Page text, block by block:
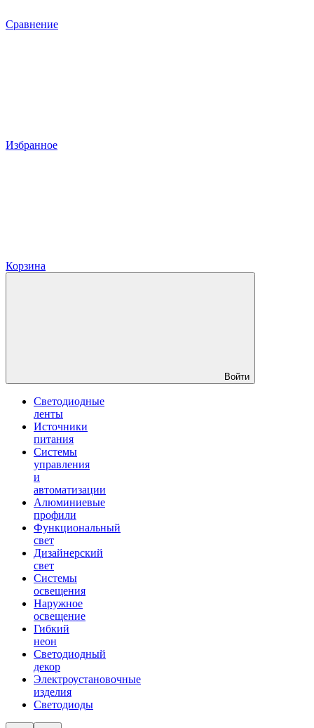
Сравнение
Избранное
Корзина
Войти
Светодиодные
ленты
Источники
питания
Системы
управления
и
автоматизации
Алюминиевые
профили
Функциональный
свет
Дизайнерский
свет
Системы
освещения
Наружное
освещение
Гибкий
неон
Светодиодный
декор
Электроустановочные
изделия
Светодиоды